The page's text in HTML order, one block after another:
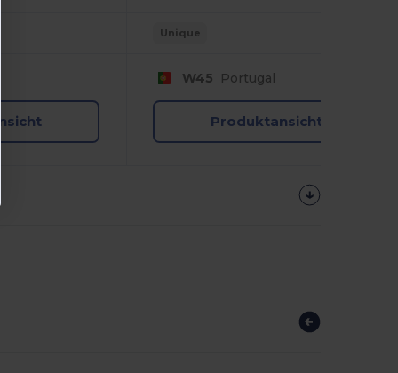
Unique
W45 Portugal
Produktansicht